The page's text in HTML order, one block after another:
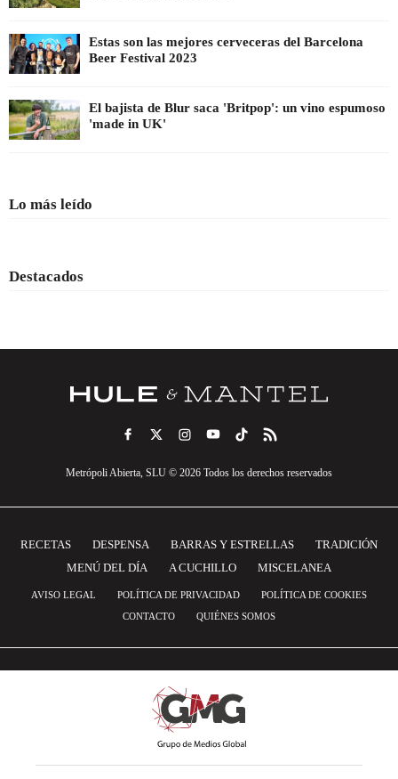
Estas son las mejores cerveceras del Barcelona
Beer Festival 2023
El bajista de Blur saca 'Britpop': un vino espumoso
'made in UK'
Lo más leído
Destacados
Metrópoli Abierta, SLU © 2026 Todos los derechos reservados
RECETAS DESPENSA BARRAS Y ESTRELLAS
TRADICIÓN
MENÚ DEL DÍA
A CUCHILLO MISCELANEA
AVISO LEGAL POLÍTICA DE PRIVACIDAD
POLÍTICA DE COOKIES
CONTACTO
QUIÉNES SOMOS